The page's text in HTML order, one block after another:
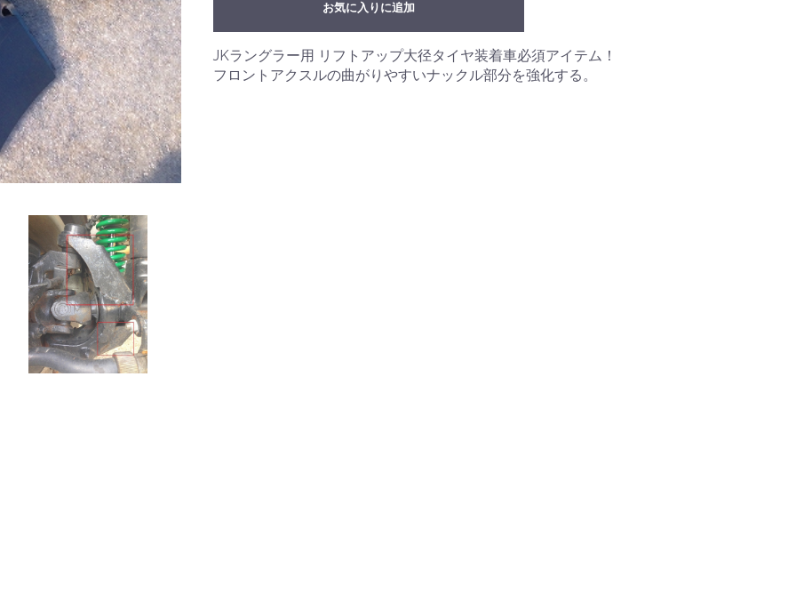
お気に入りに追加
JKラングラー用 リフトアップ大径タイヤ装着車必須アイテム！
フロントアクスルの曲がりやすいナックル部分を強化する。